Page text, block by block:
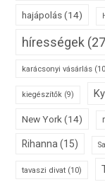
hajápolás(14)
hírességek
karácsonyi vásárlás
kiegészítők (9)
New York (14)
Rihanna (15)
tavaszi divat (10)